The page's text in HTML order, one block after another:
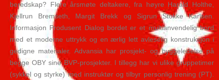
beredskap? Flere årsmøte deltakere, fra høyre Harald Holthe,
Kjellrun Bremseth, Margit Brekk og Sigrun Stokke Karlsen.
Informasjon Produsent Dialog bordet er et multianvendelig bord
med et moderne uttrykk og en ærlig lett avleselig konstruksjon i
gedigne materialer. Advansia har prosjekt- og byggeledelse på
begge OBY sine BVP-prosjekter. I tillegg har vi ulike gruppetimer
(sykkel og styrke) med instruktør og tilbyr personlig trening (PT).